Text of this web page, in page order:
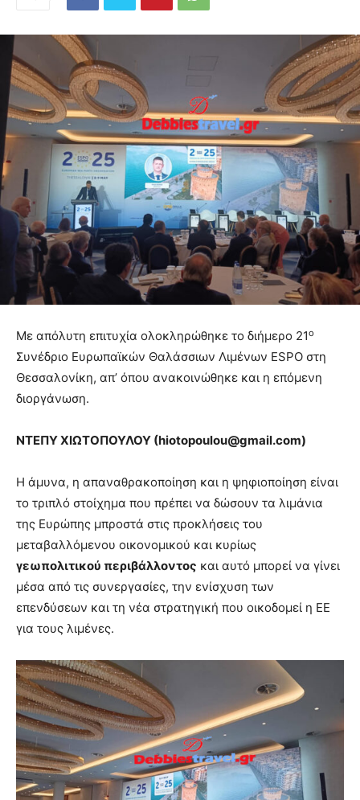
Με απόλυτη επιτυχία ολοκληρώθηκε το διήμερο 21ο
Συνέδριο Ευρωπαϊκών Θαλάσσιων Λιμένων ESPO στη
Θεσσαλονίκη, απ’ όπου ανακοινώθηκε και η επόμενη
διοργάνωση.
ΝΤΕΠΥ ΧΙΩΤΟΠΟΥΛΟΥ (hiotopoulou@gmail.com)
Η άμυνα, η απαναθρακοποίηση και η ψηφιοποίηση είναι
το τριπλό στοίχημα που πρέπει να δώσουν τα λιμάνια
της Ευρώπης μπροστά στις προκλήσεις του
μεταβαλλόμενου οικονομικού και κυρίως
γεωπολιτικού περιβάλλοντος και αυτό μπορεί να γίνει
μέσα από τις συνεργασίες, την ενίσχυση των
επενδύσεων και τη νέα στρατηγική που οικοδομεί η ΕΕ
για τους λιμένες.